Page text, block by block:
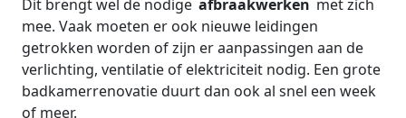
Dit brengt wel de nodige afbraakwerken met zich
mee. Vaak moeten er ook nieuwe leidingen
getrokken worden of zijn er aanpassingen aan de
verlichting, ventilatie of elektriciteit nodig. Een grote
badkamerrenovatie duurt dan ook al snel een week
of meer.